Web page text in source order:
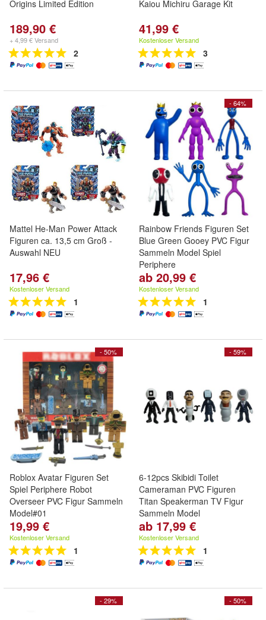
Origins Limited Edition
189,90 €
+ 4,99 € Versand
2
Kaiou Michiru Garage Kit
41,99 €
Kostenloser Versand
3
Mattel He-Man Power Attack
Figuren ca. 13,5 cm Groß -
Auswahl NEU
17,96 €
Kostenloser Versand
1
- 64%
Rainbow Friends Figuren Set
Blue Green Gooey PVC Figur
Sammeln Model Spiel
Periphere
ab 20,99 €
Kostenloser Versand
1
- 50%
Roblox Avatar Figuren Set
Spiel Periphere Robot
Overseer PVC Figur Sammeln
Model#01
19,99 €
Kostenloser Versand
1
- 59%
6-12pcs Skibidi Toilet
Cameraman PVC Figuren
Titan Speakerman TV Figur
Sammeln Model
ab 17,99 €
Kostenloser Versand
1
- 29% - 50%